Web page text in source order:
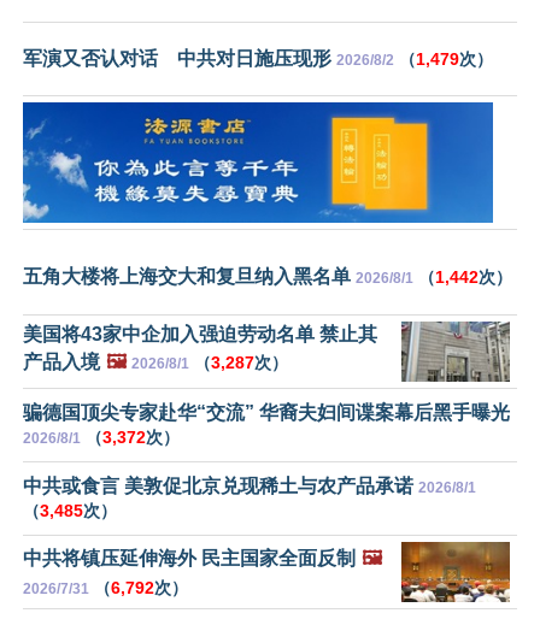
军演又否认对话 中共对日施压现形 2026/8/2 （1,479次）
五角大楼将上海交大和复旦纳入黑名单 2026/8/1 （1,442次）
美国将43家中企加入强迫劳动名单 禁止其
产品入境 🖼️ 2026/8/1 （3,287次）
骗德国顶尖专家赴华“交流” 华裔夫妇间谍案幕后黑手曝光
2026/8/1 （3,372次）
中共或食言 美敦促北京兑现稀土与农产品承诺 2026/8/1
（3,485次）
中共将镇压延伸海外 民主国家全面反制 🖼️
2026/7/31 （6,792次）